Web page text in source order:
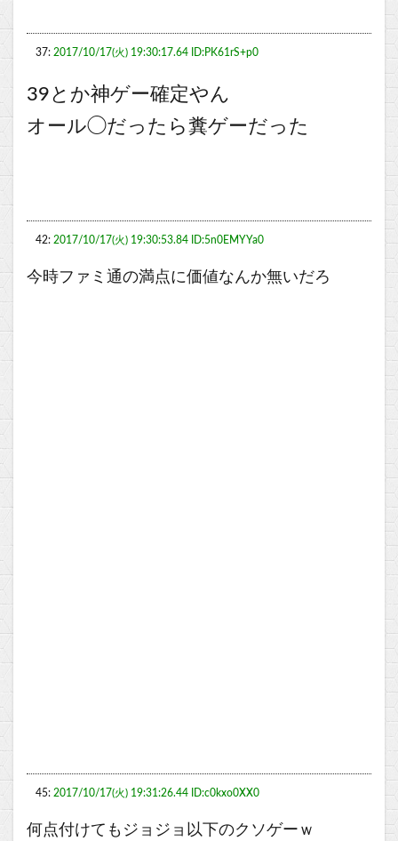
37: 2017/10/17(火) 19:30:17.64 ID:PK61rS+p0
39とか神ゲー確定やん
オール◯だったら糞ゲーだった
42: 2017/10/17(火) 19:30:53.84 ID:5n0EMYYa0
今時ファミ通の満点に価値なんか無いだろ
45: 2017/10/17(火) 19:31:26.44 ID:c0kxo0XX0
何点付けてもジョジョ以下のクソゲーｗ